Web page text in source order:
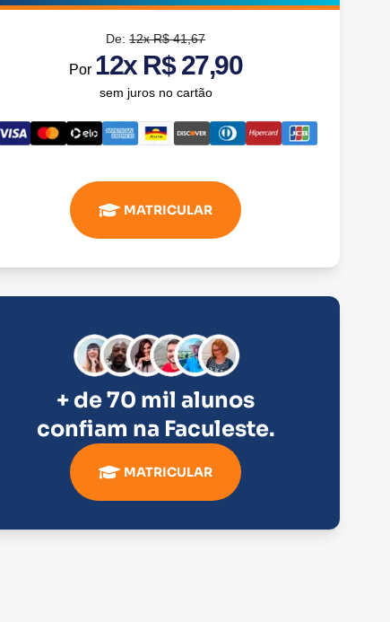
De:12x R$ 41,67
Por 12x R$ 27,90
sem juros no cartão
MATRICULAR
+ de 70 mil alunos
confiam na Faculeste.
MATRICULAR